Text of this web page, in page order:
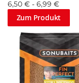
6,50 € - 6,99 €
Zum Produkt